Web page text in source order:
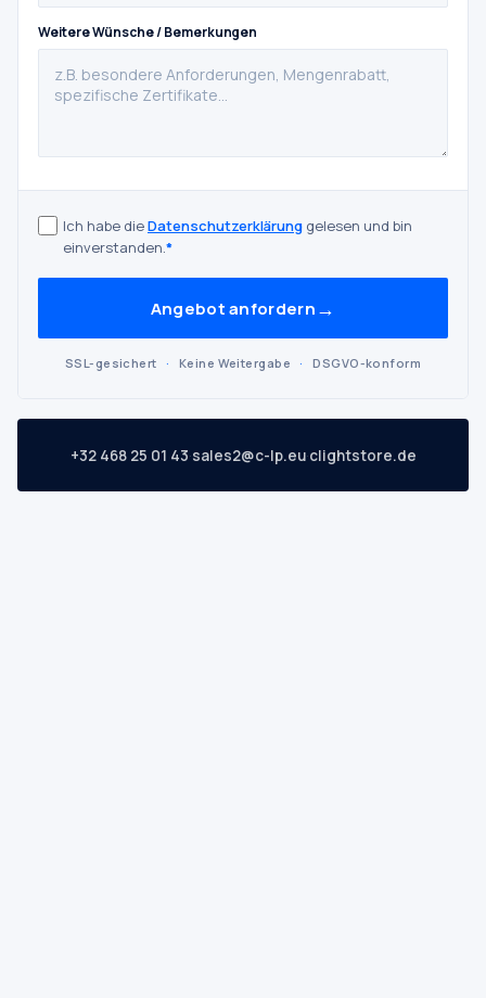
Weitere Wünsche / Bemerkungen
Ich habe dieDatenschutzerklärung gelesen und bin
einverstanden.*
Angebot anfordern→
SSL-gesichert · Keine Weitergabe · DSGVO-konform
+32 468 25 01 43·sales2@c-lp.eu·clightstore.de